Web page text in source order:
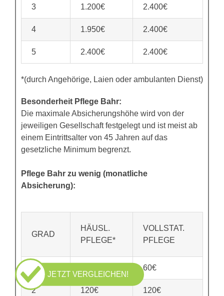
3 1.200€ 2.400€
4 1.950€ 2.400€
5 2.400€ 2.400€
*(durch Angehörige, Laien oder ambulanten Dienst)
Besonderheit Pflege Bahr:
Die maximale Absicherungshöhe wird von der
jeweiligen Gesellschaft festgelegt und ist meist ab
einem Eintrittsalter von 45 Jahren auf das
gesetzliche Minimum begrenzt.
Pflege Bahr zu wenig (monatliche
Absicherung):
GRAD
HÄUSL.
PFLEGE*
VOLLSTAT.
PFLEGE
1 60€
2 120€ 120€
JETZT VERGLEICHEN!